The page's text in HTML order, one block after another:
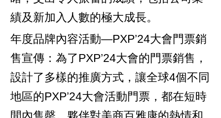
績及新加入人數的極大成長。
年度品牌內容活動—PXP’24大會門票銷
售宣傳：為了PXP’24大會的門票銷售，
設計了多樣的推廣方式，讓全球4個不同
地區的PXP’24大會活動門票，都在短時
間內售罄。夥伴對美商百雅康的熱情和